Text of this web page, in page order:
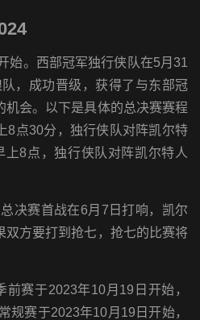
始。西部冠军独行侠队在5月31
，成功晋级，获得了与东部冠
机会。以下是具体的总决赛赛程
8点30分，独行侠队对阵凯尔特
上8点，独行侠队对阵凯尔特人
决赛首战在6月7日打响，凯尔
双方要打到抢七，抢七的比赛将
赛于2023年10月19日开始，
规赛于2023年10月19日开始，